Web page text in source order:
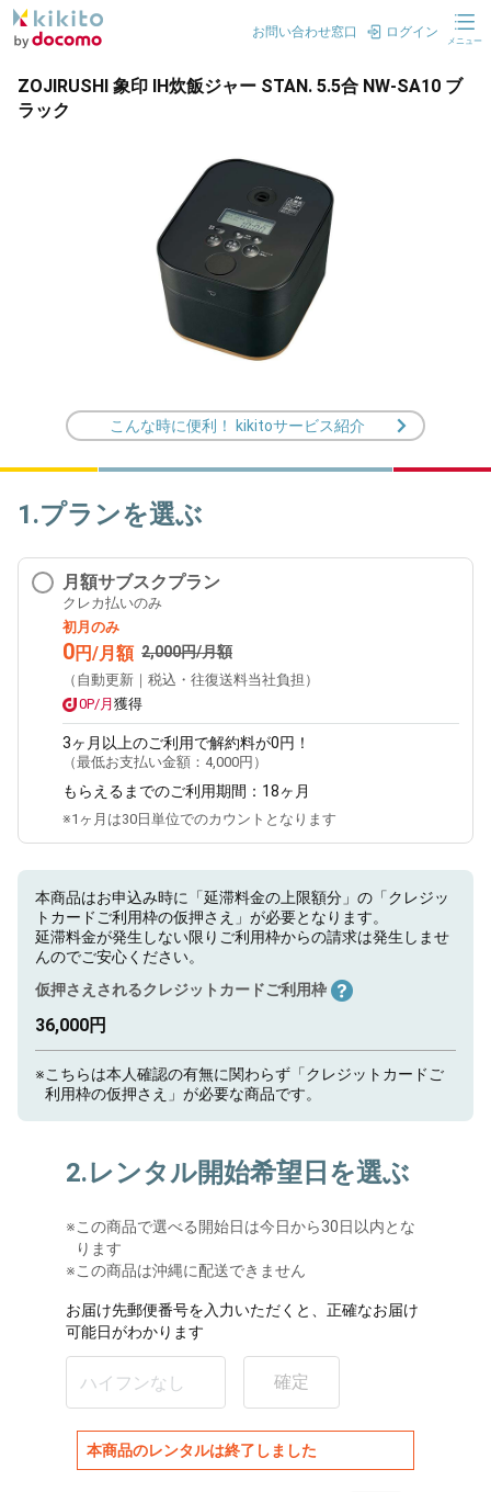
お問い合わせ窓口 ログイン
メニュー
ZOJIRUSHI 象印 IH炊飯ジャー STAN. 5.5合 NW-SA10 ブ
ラック
こんな時に便利！ kikitoサービス紹介
1.プランを選ぶ
月額サブスクプラン
クレカ払いのみ
初月のみ
0円/月額 2,000円/月額
（自動更新｜税込・往復送料当社負担）
0P/月 獲得
3ヶ月 以上のご利用で解約料が0円！
（最低お支払い金額： 4,000円 ）
もらえるまでのご利用期間： 18ヶ月
※1ヶ月は30日単位でのカウントとなります
本商品はお申込み時に「延滞料金の上限額分」の「クレジッ
トカードご利用枠の仮押さえ」が必要となります。
延滞料金が発生しない限りご利用枠からの請求は発生しませ
んのでご安心ください。
仮押さえされるクレジットカードご利用枠
36,000円
※こちらは本人確認の有無に関わらず「クレジットカードご
利用枠の仮押さえ」が必要な商品です。
2.レンタル開始希望日を選ぶ
※この商品で選べる開始日は今日から30日以内とな
ります
※この商品は沖縄に配送できません
お届け先郵便番号を入力いただくと、正確なお届け
可能日がわかります
確定
本商品のレンタルは終了しました